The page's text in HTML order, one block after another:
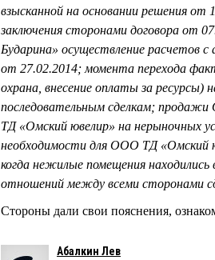
взысканной на основании решения
заключения сторонами договора от
Бударина» осуществление расчетов
от 27.02.2014; момента перехода
охрана, внесение оплаты за
последовательным сделкам;
ТД «Омский ювелир» на нерыночных
необходимости для ООО ТД «Омский
когда нежилые помещения
отношений между всеми сторонами
Стороны дали свои пояснения,
Абалкин Лев